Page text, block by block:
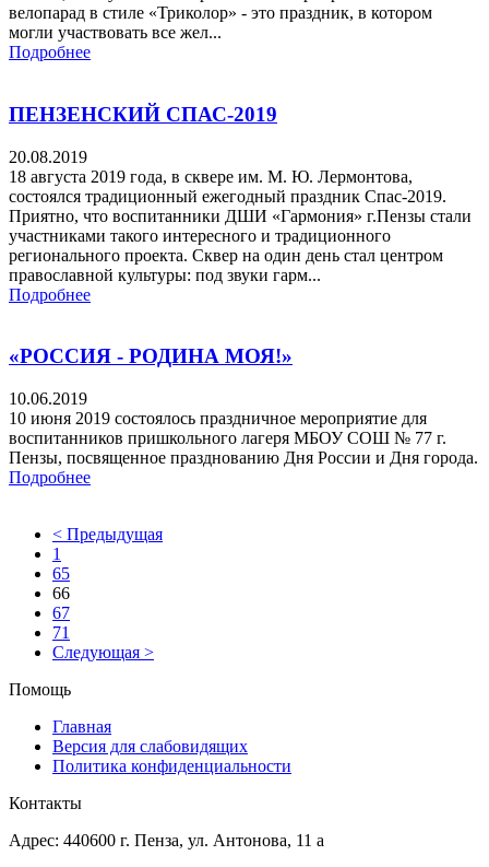
велопарад в стиле «Триколор» - это праздник, в котором
могли участвовать все жел...
Подробнее
ПЕНЗЕНСКИЙ СПАС-2019
20.08.2019
18 августа 2019 года, в сквере им. М. Ю. Лермонтова,
состоялся традиционный ежегодный праздник Спас-2019.
Приятно, что воспитанники ДШИ «Гармония» г.Пензы стали
участниками такого интересного и традиционного
регионального проекта. Сквер на один день стал центром
православной культуры: под звуки гарм...
Подробнее
«РОССИЯ - РОДИНА МОЯ!»
10.06.2019
10 июня 2019 состоялось праздничное мероприятие для
воспитанников пришкольного лагеря МБОУ СОШ № 77 г.
Пензы, посвященное празднованию Дня России и Дня города.
Подробнее
< Предыдущая
1
65
66
67
71
Следующая >
Помощь
Главная
Версия для слабовидящих
Политика конфиденциальности
Контакты
Адрес: 440600 г. Пенза, ул. Антонова, 11 а